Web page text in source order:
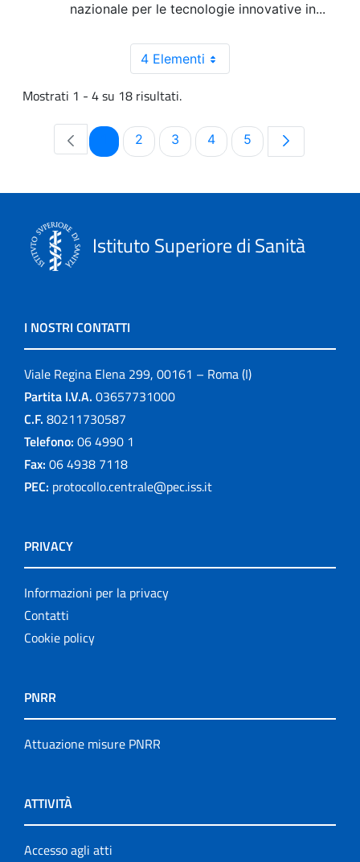
nazionale per le tecnologie innovative in...
4 Elementi
Mostrati 1 - 4 su 18 risultati.
PaginaPagina
2 Pagina
3 Pagina
4 Pagina
5
Istituto Superiore di Sanità
I NOSTRI CONTATTI
Viale Regina Elena 299, 00161 – Roma (I)
Partita I.V.A. 03657731000
C.F. 80211730587
Telefono: 06 4990 1
Fax: 06 4938 7118
PEC: protocollo.centrale@pec.iss.it
PRIVACY
Informazioni per la privacy
Contatti
Cookie policy
PNRR
Attuazione misure PNRR
ATTIVITÀ
Accesso agli atti